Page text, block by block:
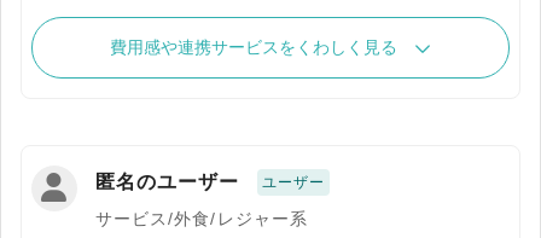
費用感や連携サービスをくわしく見る
匿名のユーザー ユーザー
サービス/外食/レジャー系